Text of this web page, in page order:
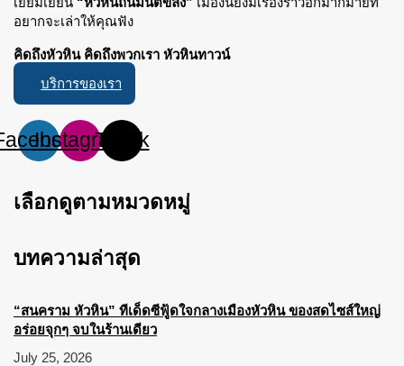
อยากจะเล่าให้คุณฟัง
คิดถึงหัวหิน คิดถึงพวกเรา หัวหินทาวน์
บริการของเรา
InstagramTiktok
เลือกดูตามหมวดหมู่
บทความล่าสุด
“สนคราม หัวหิน” ทีเด็ดซีฟู้ดใจกลางเมืองหัวหิน ของสดไซส์ใหญ่
อร่อยจุกๆ จบในร้านเดียว
July 25, 2026